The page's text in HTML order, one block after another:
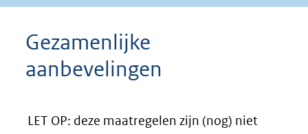
Gezamenlijke
aanbevelingen
LET OP: deze maatregelen zijn (nog) niet